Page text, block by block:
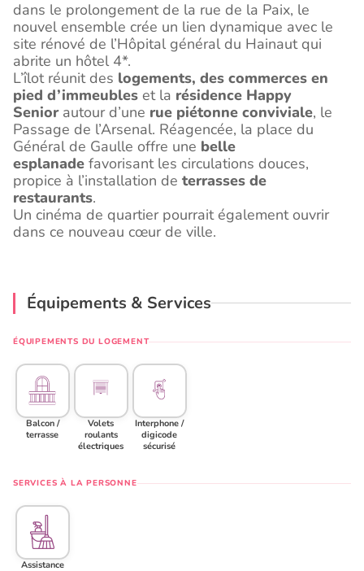
dans le prolongement de la rue de la Paix, le
nouvel ensemble crée un lien dynamique avec le
site rénové de l’Hôpital général du Hainaut qui
abrite un hôtel 4*.
L’îlot réunit des logements, des commerces en
pied d’immeubles et la résidence Happy
Seniorautour d’une rue piétonne conviviale, le
Passage de l’Arsenal. Réagencée, la place du
Général de Gaulle offre une belle
esplanade favorisant les circulations douces,
propice à l’installation de terrasses de
restaurants.
Un cinéma de quartier pourrait également ouvrir
dans ce nouveau cœur de ville.
Équipements & Services
ÉQUIPEMENTS DU LOGEMENT
Balcon /
terrasse
Volets
roulants
électriques
Interphone /
digicode
sécurisé
SERVICES À LA PERSONNE
Assistance